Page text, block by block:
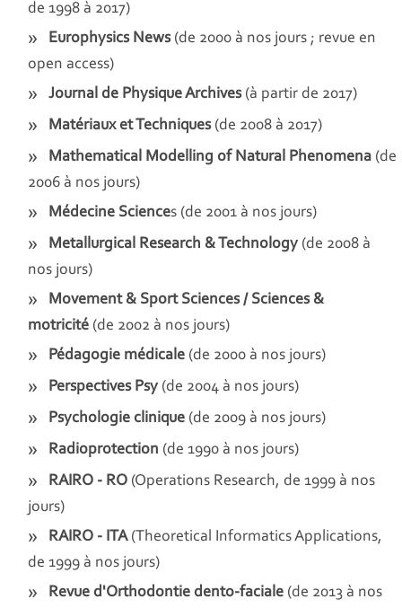
de 1998 à 2017)
Europhysics News(de 2000 à nos jours ; revue en
open access)
Journal de Physique Archives(à partir de 2017)
Matériaux et Techniques(de 2008 à 2017)
Mathematical Modelling of Natural Phenomena (de
2006 à nos jours)
Médecine Sciences (de 2001 à nos jours)
Metallurgical Research & Technology (de 2008 à
nos jours)
Movement & Sport Sciences / Sciences &
motricité (de 2002 à nos jours)
Pédagogie médicale (de 2000 à nos jours)
Perspectives Psy (de 2004 à nos jours)
Psychologie clinique (de 2009 à nos jours)
Radioprotection (de 1990 à nos jours)
RAIRO - RO (Operations Research, de 1999 à nos
jours)
RAIRO - ITA(Theoretical Informatics Applications,
de 1999 à nos jours)
Revue d'Orthodontie dento-faciale (de 2013 à nos